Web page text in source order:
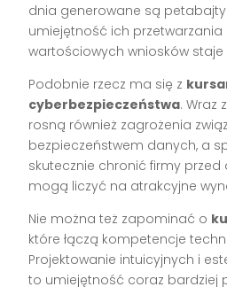
dnia generowane są
umiejętność ich
wartościowych wniosków staje
Podobnie rzecz ma się z
cyberbezpieczeństwa. Wraz
rosną również zagrożenia
bezpieczeństwem danych, a
skutecznie chronić firmy
mogą liczyć na atrakcyjne
Nie można też zapominać o
które łączą kompetencje
Projektowanie intuicyjnych i
to umiejętność coraz bardziej